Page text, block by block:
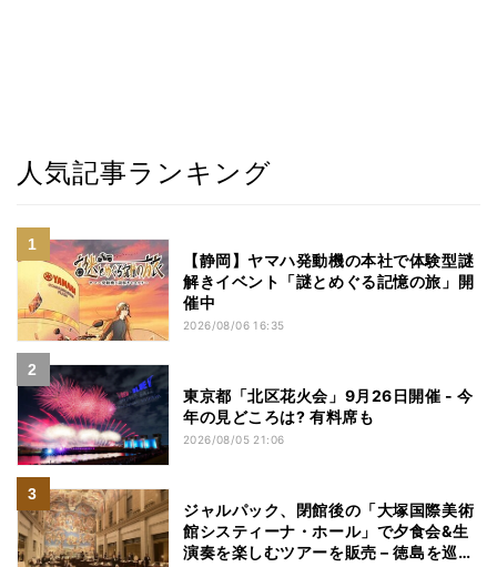
人気記事ランキング
【静岡】ヤマハ発動機の本社で体験型謎
解きイベント「謎とめぐる記憶の旅」開
催中
2026/08/06 16:35
東京都「北区花火会」9月26日開催 - 今
年の見どころは? 有料席も
2026/08/05 21:06
ジャルパック、閉館後の「大塚国際美術
館システィーナ・ホール」で夕食会&生
演奏を楽しむツアーを販売 – 徳島を巡る